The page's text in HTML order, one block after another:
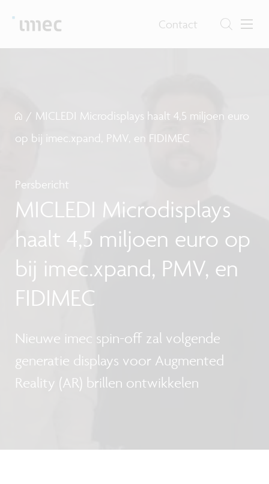
Contact
/ MICLEDI Microdisplays haalt 4,5 miljoen euro
op bij imec.xpand, PMV, en FIDIMEC
Persbericht
MICLEDI Microdisplays
haalt 4,5 miljoen euro op
bij imec.xpand, PMV, en
FIDIMEC
Nieuwe imec spin-off zal volgende
generatie displays voor Augmented
Reality (AR) brillen ontwikkelen